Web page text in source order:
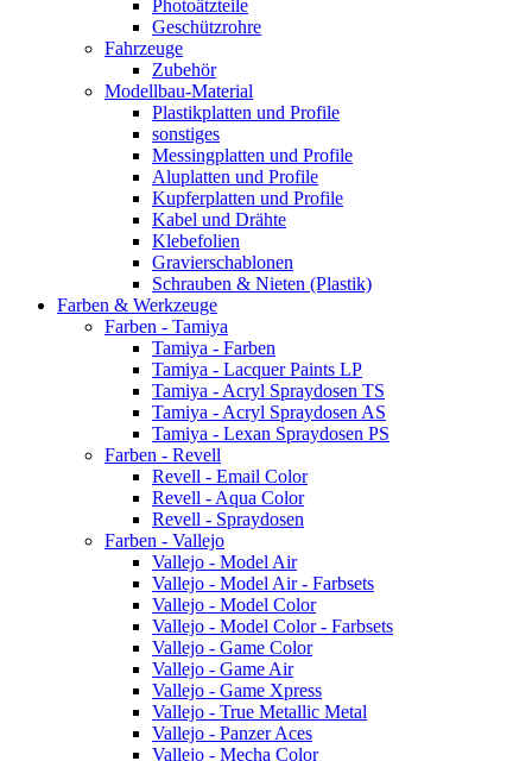
Photoätzteile
Geschützrohre
Fahrzeuge
Zubehör
Modellbau-Material
Plastikplatten und Profile
sonstiges
Messingplatten und Profile
Aluplatten und Profile
Kupferplatten und Profile
Kabel und Drähte
Klebefolien
Gravierschablonen
Schrauben & Nieten (Plastik)
Farben & Werkzeuge
Farben - Tamiya
Tamiya - Farben
Tamiya - Lacquer Paints LP
Tamiya - Acryl Spraydosen TS
Tamiya - Acryl Spraydosen AS
Tamiya - Lexan Spraydosen PS
Farben - Revell
Revell - Email Color
Revell - Aqua Color
Revell - Spraydosen
Farben - Vallejo
Vallejo - Model Air
Vallejo - Model Air - Farbsets
Vallejo - Model Color
Vallejo - Model Color - Farbsets
Vallejo - Game Color
Vallejo - Game Air
Vallejo - Game Xpress
Vallejo - True Metallic Metal
Vallejo - Panzer Aces
Vallejo - Mecha Color